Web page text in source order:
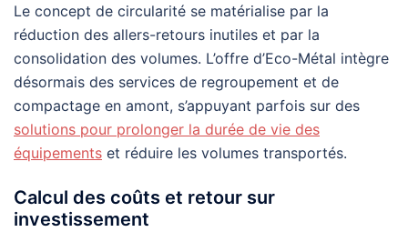
Le concept de circularité se matérialise par la
réduction des allers-retours inutiles et par la
consolidation des volumes. L’offre d’Eco-Métal intègre
désormais des services de regroupement et de
compactage en amont, s’appuyant parfois sur des
solutions pour prolonger la durée de vie des
équipements et réduire les volumes transportés.
Calcul des coûts et retour sur
investissement